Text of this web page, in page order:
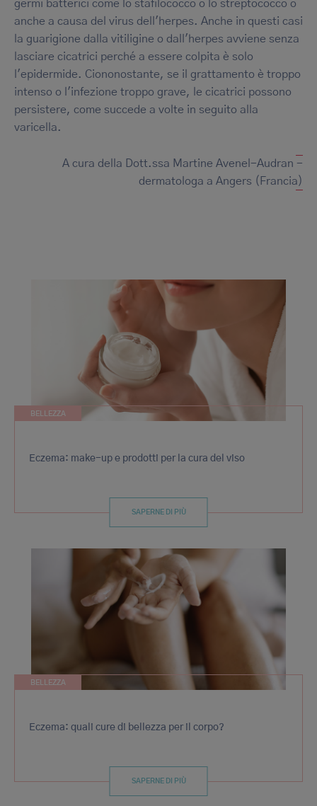
germi batterici come lo stafilococco o lo streptococco o
anche a causa del virus dell'herpes. Anche in questi casi
la guarigione dalla vitiligine o dall'herpes avviene senza
lasciare cicatrici perché a essere colpita è solo
l'epidermide. Ciononostante, se il grattamento è troppo
intenso o l'infezione troppo grave, le cicatrici possono
persistere, come succede a volte in seguito alla
varicella.
A cura della Dott.ssa Martine Avenel-Audran -
dermatologa a Angers (Francia)
BELLEZZA
Eczema: make-up e prodotti per la cura del viso
SAPERNE DI PIÙ
BELLEZZA
Eczema: quali cure di bellezza per il corpo?
SAPERNE DI PIÙ